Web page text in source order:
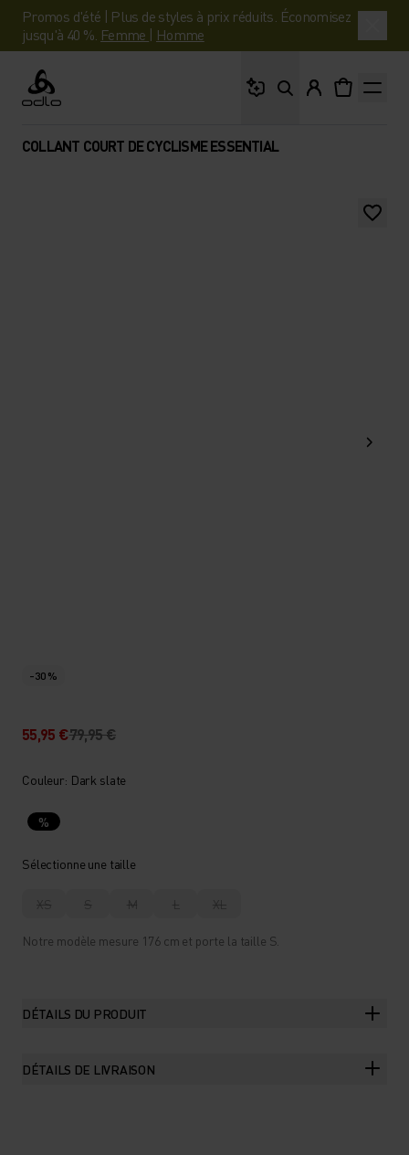
Promos d'été | Plus de styles à prix réduits. Économisez
jusqu'à 40 %. Femme | Homme
Odlo
COLLANT COURT DE CYCLISME ESSENTIAL
-30 %
55,95 €79,95 €
Couleur: Dark slate
%
Sélectionne une taille
XS S M L XL
Notre modèle mesure 176 cm et porte la taille S.
DÉTAILS DU PRODUIT
DÉTAILS DE LIVRAISON